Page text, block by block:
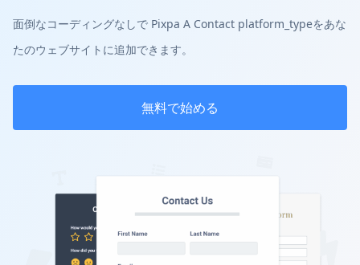
面倒なコーディングなしで Pixpa A Contact platform_typeをあな
たのウェブサイトに追加できます。
無料で始める